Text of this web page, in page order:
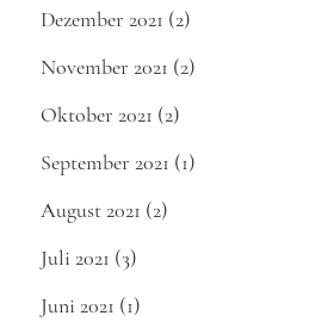
Dezember 2021 (2)
November 2021 (2)
Oktober 2021 (2)
September 2021 (1)
August 2021 (2)
Juli 2021 (3)
Juni 2021 (1)